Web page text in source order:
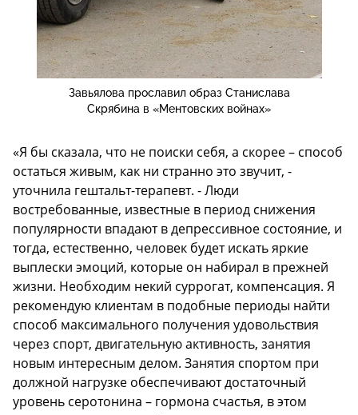
Завьялова прославил образ Станислава
Скрябина в «Ментовских войнах»
«Я бы сказала, что не поиски себя, а скорее – способ
остаться живым, как ни странно это звучит, -
уточнила гештальт-терапевт. - Люди
востребованные, известные в период снижения
популярности впадают в депрессивное состояние, и
тогда, естественно, человек будет искать яркие
выплески эмоций, которые он набирал в прежней
жизни. Необходим некий суррогат, компенсация. Я
рекомендую клиентам в подобные периоды найти
способ максимального получения удовольствия
через спорт, двигательную активность, занятия
новым интересным делом. Занятия спортом при
должной нагрузке обеспечивают достаточный
уровень серотонина – гормона счастья, в этом